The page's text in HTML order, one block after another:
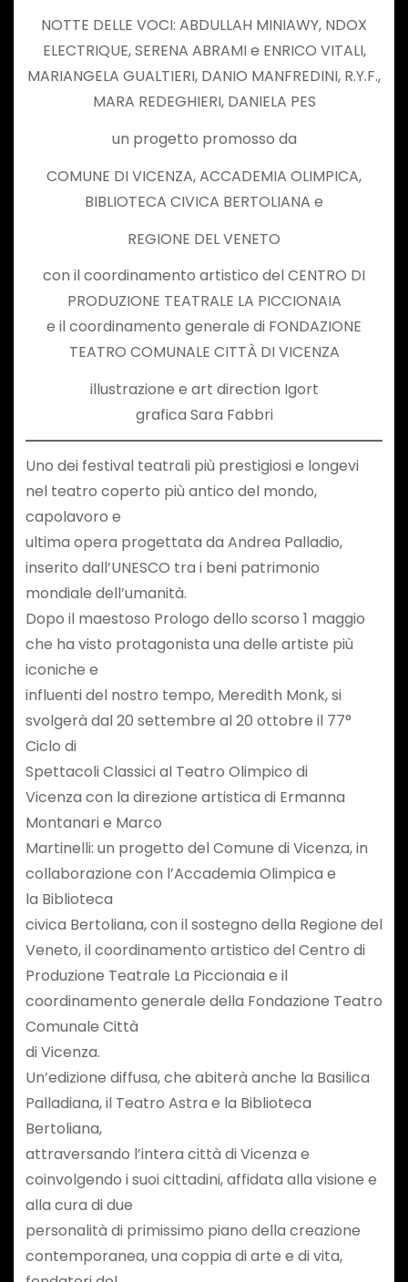
NOTTE DELLE VOCI: ABDULLAH MINIAWY, NDOX
ELECTRIQUE, SERENA ABRAMI e ENRICO VITALI,
MARIANGELA GUALTIERI, DANIO MANFREDINI, R.Y.F.,
MARA REDEGHIERI, DANIELA PES
un progetto promosso da
COMUNE DI VICENZA, ACCADEMIA OLIMPICA,
BIBLIOTECA CIVICA BERTOLIANA e
REGIONE DEL VENETO
con il coordinamento artistico del CENTRO DI
PRODUZIONE TEATRALE LA PICCIONAIA
e il coordinamento generale di FONDAZIONE
TEATRO COMUNALE CITTÀ DI VICENZA
illustrazione e art direction Igort
grafica Sara Fabbri
Uno dei festival teatrali più prestigiosi e longevi
nel teatro coperto più antico del mondo,
capolavoro e
ultima opera progettata da Andrea Palladio,
inserito dall’UNESCO tra i beni patrimonio
mondiale dell’umanità.
Dopo il maestoso Prologo dello scorso 1 maggio
che ha visto protagonista una delle artiste più
iconiche e
influenti del nostro tempo, Meredith Monk, si
svolgerà dal 20 settembre al 20 ottobre il 77°
Ciclo di
Spettacoli Classici al Teatro Olimpico di
Vicenza con la direzione artistica di Ermanna
Montanari e Marco
Martinelli: un progetto del Comune di Vicenza, in
collaborazione con l’Accademia Olimpica e
la Biblioteca
civica Bertoliana, con il sostegno della Regione del
Veneto, il coordinamento artistico del Centro di
Produzione Teatrale La Piccionaia e il
coordinamento generale della Fondazione Teatro
Comunale Città
di Vicenza.
Un’edizione diffusa, che abiterà anche la Basilica
Palladiana, il Teatro Astra e la Biblioteca
Bertoliana,
attraversando l’intera città di Vicenza e
coinvolgendo i suoi cittadini, affidata alla visione e
alla cura di due
personalità di primissimo piano della creazione
contemporanea, una coppia di arte e di vita,